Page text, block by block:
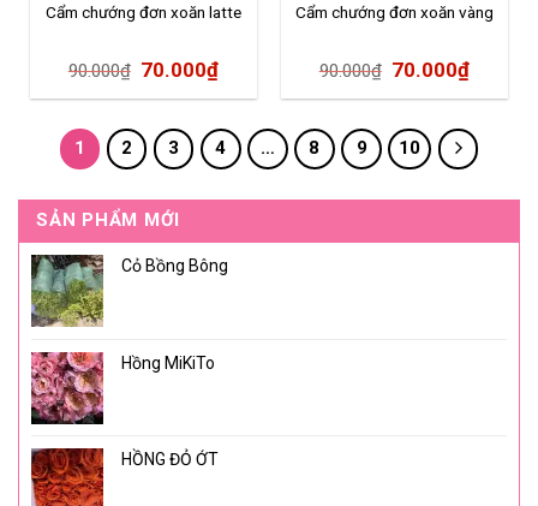
Cẩm chướng đơn xoăn latte
90.000₫ 70.000₫
Cẩm chướng đơn xoăn vàng
90.000₫ 70.000₫
1 2 3 4 … 8 9 10
SẢN PHẨM MỚI
Cỏ Bồng Bông
Hồng MiKiTo
HỒNG ĐỎ ỚT